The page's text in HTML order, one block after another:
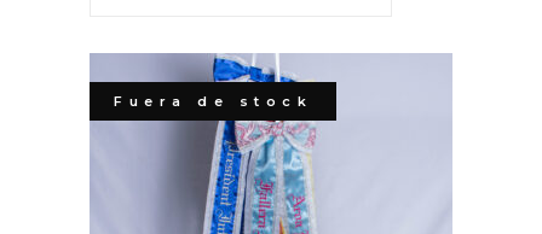
Fuera de stock